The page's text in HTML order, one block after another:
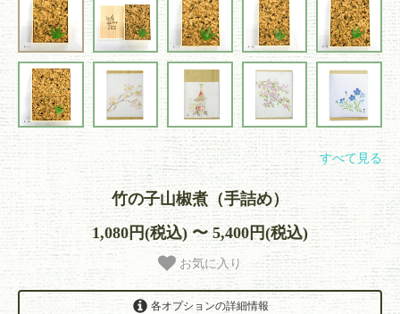
すべて見る
竹の子山椒煮（手詰め）
1,080円(税込) 〜 5,400円(税込)
お気に入り
各オプションの詳細情報